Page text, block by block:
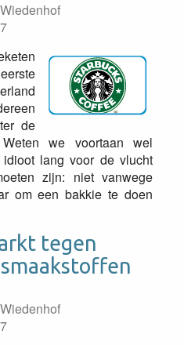
de
we voortaan wel
lang voor de vlucht
zijn: niet vanwege
om een bakkie te doen
tegen